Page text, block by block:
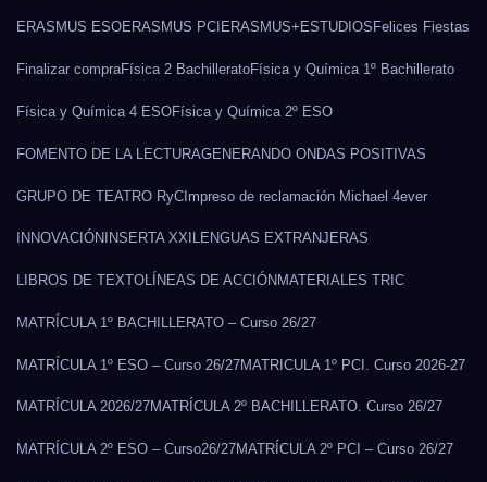
ERASMUS ESOERASMUS PCI ERASMUS+ ESTUDIOS Felices Fiestas
Finalizar compraFísica 2 BachilleratoFísica y Química 1º Bachillerato
Física y Química 4 ESOFísica y Química 2º ESO
FOMENTO DE LA LECTURAGENERANDO ONDAS POSITIVAS
GRUPO DE TEATRO RyCImpreso de reclamación Michael 4ever
INNOVACIÓN INSERTA XXI LENGUAS EXTRANJERAS
LIBROS DE TEXTOLÍNEAS DE ACCIÓN MATERIALES TRIC
MATRÍCULA 1º BACHILLERATO – Curso 26/27
MATRÍCULA 1º ESO – Curso 26/27MATRICULA 1º PCI. Curso 2026-27
MATRÍCULA 2026/27MATRÍCULA 2º BACHILLERATO. Curso 26/27
MATRÍCULA 2º ESO – Curso26/27MATRÍCULA 2º PCI – Curso 26/27